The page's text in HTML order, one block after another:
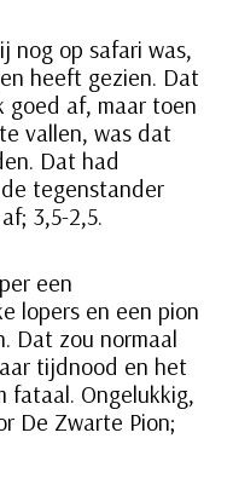
nog op safari was,
heeft gezien. Dat
goed af, maar toen
vallen, was dat
Dat had
tegenstander
3,5-2,5.
een
lopers en een pion
Dat zou normaal
tijdnood en het
fataal. Ongelukkig,
De Zwarte Pion;